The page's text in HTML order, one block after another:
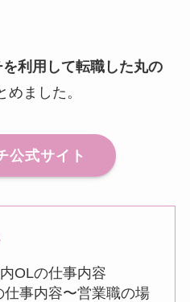
を利用して転職した丸の
めました。
公式サイト
OLの仕事内容
事内容〜営業職の場